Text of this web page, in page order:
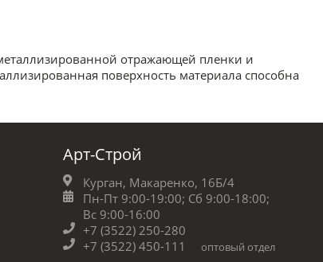
отражающей пленки и
поверхность материала способна
Арт-Строй
Курган, Макаренко, 16Б/4
Пн-Пт 9:00-19:00; Сб 9:00-18:00;
Вс 9:00-16:00
+7 (3522) 250-280
+7 (3522) 450-111
оптовый отдел